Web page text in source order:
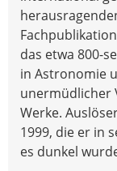
das etwa 800-
in Astronomie
unermüdlicher
Werke.
1999, die er in
es dunkel